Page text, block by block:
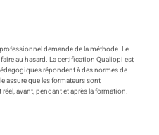
demande de la méthode. Le
au hasard. La certification Qualiopi est
répondent à des normes de
assure que les formateurs sont
avant, pendant et après la formation.